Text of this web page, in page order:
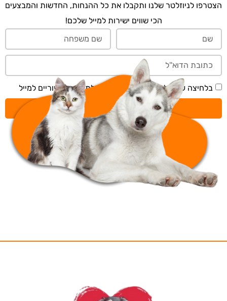
הצטרפו לניוזלטר שלנו ותקבלו את כל ההנחות, החדשות והמבצעים
הכי שווים ישירות למייל שלכם!
בלחיצה על 'שליחה' אני מאשר/ת קבלת תכנים דיוריים למייל
שליחה